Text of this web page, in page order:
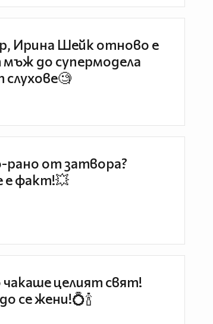
Ирина Шейк отново е
до супермодела
слухове🧐
рано от затвора?
е факт!💥
целият свят!
се жени!💍🍾